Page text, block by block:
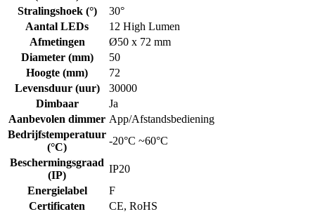
Stralingshoek (°)
30°
Aantal LEDs
12 High Lumen
Afmetingen
Ø50 x 72 mm
Diameter (mm)
50
Hoogte (mm)
72
Levensduur (uur)
30000
Dimbaar
Ja
Aanbevolen dimmer App/Afstandsbediening
Bedrijfstemperatuur
(°C)
-20°C ~60°C
Beschermingsgraad
(IP)
IP20
Energielabel
F
Certificaten
CE, RoHS